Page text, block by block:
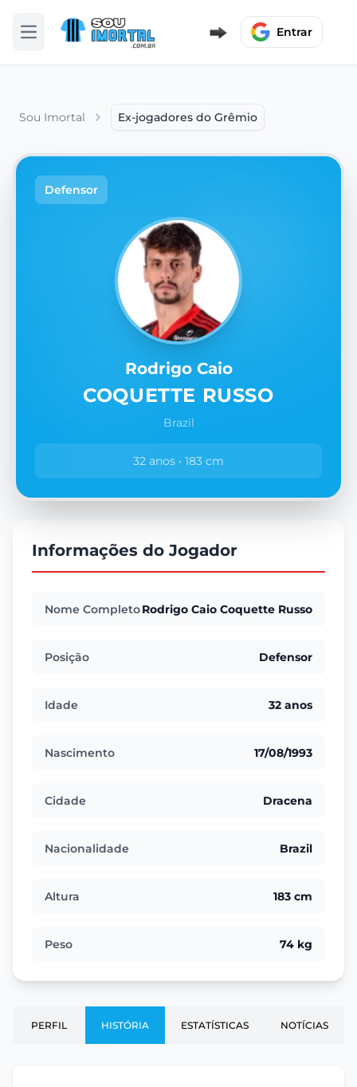
Abrir menu Entrar
Sou Imortal Ex-jogadores do Grêmio
Defensor
Rodrigo Caio
COQUETTE RUSSO
Brazil
32 anos • 183 cm
Informações do Jogador
Nome CompletoRodrigo Caio Coquette Russo
Posição Defensor
Idade 32 anos
Nascimento 17/08/1993
Cidade Dracena
Nacionalidade Brazil
Altura 183 cm
Peso 74 kg
PERFIL HISTÓRIA ESTATÍSTICAS NOTÍCIAS